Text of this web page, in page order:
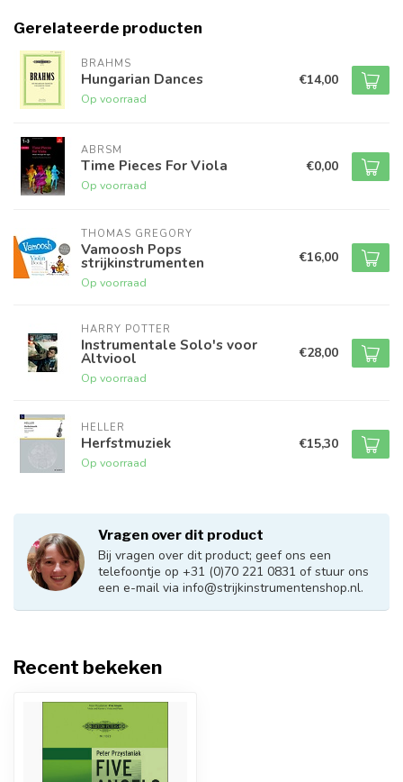
Gerelateerde producten
BRAHMS
Hungarian Dances
Op voorraad
€14,00
ABRSM
Time Pieces For Viola
Op voorraad
€0,00
THOMAS GREGORY
Vamoosh Pops
strijkinstrumenten
Op voorraad
€16,00
HARRY POTTER
Instrumentale Solo's voor
Altviool
Op voorraad
€28,00
HELLER
Herfstmuziek
Op voorraad
€15,30
Vragen over dit product
Bij vragen over dit product; geef ons een
telefoontje op +31 (0)70 221 0831 of stuur ons
een e-mail via info@strijkinstrumentenshop.nl.
Recent bekeken